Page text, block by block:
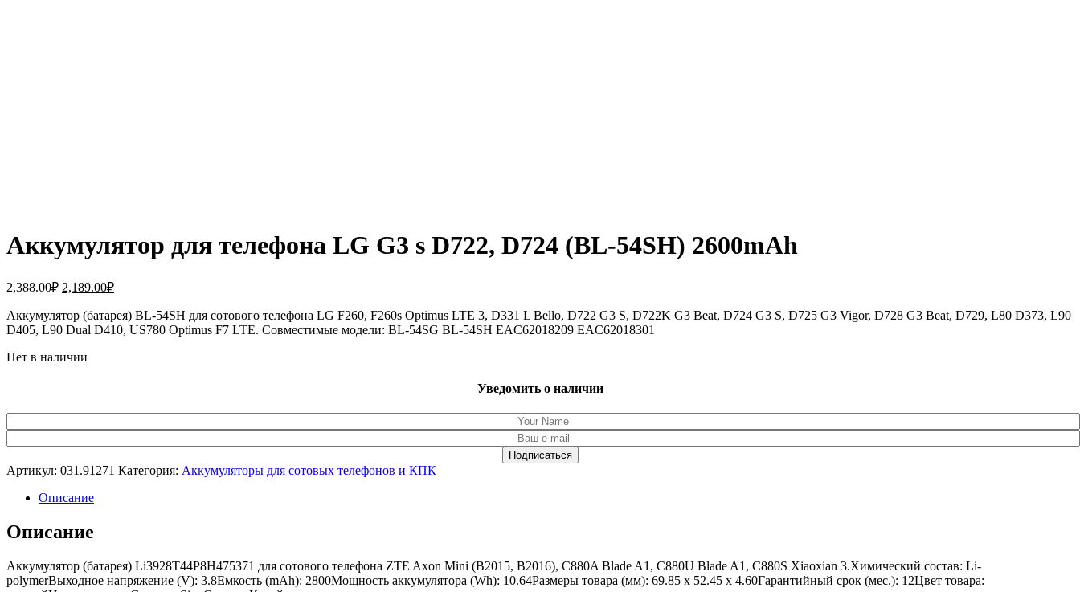
Аккумулятор для телефона LG G3 s D722, D724 (BL-54SH) 2600mAh
2,388.00₽ Первоначальная
составляла
2,388.00₽.
2,189.00₽Текущая
2,189.00₽.
Аккумулятор (батарея) BL-54SH для сотового телефона LG F260, F260s Optimus LTE 3, D331 L Bello, D722 G3 S, D722K G3 Beat, D724 G3 S, D725 G3 Vigor, D728 G3 Beat, D729, L80 D373, L90
D405, L90 Dual D410, US780 Optimus F7 LTE. Совместимые модели: BL-54SG BL-54SH EAC62018209 EAC62018301
Нет в наличии
Уведомить о наличии
Артикул: 031.91271 Категория: Аккумуляторы для сотовых телефонов и КПК
Описание
Описание
Аккумулятор (батарея) Li3928T44P8H475371 для сотового телефона ZTE Axon Mini (B2015, B2016), C880A Blade A1, C880U Blade A1, C880S Xiaoxian 3.Химический состав: Li-
polymerВыходное напряжение (V): 3.8Емкость (mAh): 2800Мощность аккумулятора (Wh): 10.64Размеры товара (мм): 69.85 x 52.45 x 4.60Гарантийный срок (мес.): 12Цвет товара: